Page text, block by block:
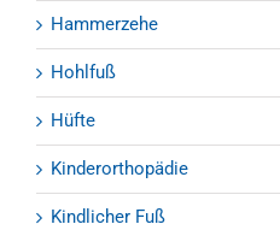
Hammerzehe
Hohlfuß
Hüfte
Kinderorthopädie
Kindlicher Fuß